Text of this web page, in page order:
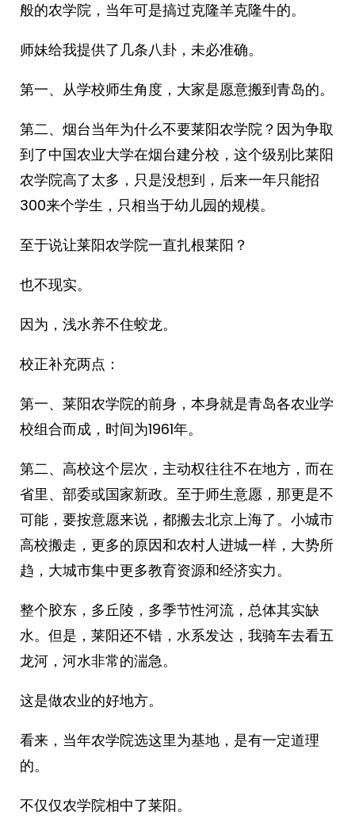
般的农学院，当年可是搞过克隆羊克隆牛的。
师妹给我提供了几条八卦，未必准确。
第一、从学校师生角度，大家是愿意搬到青岛的。
第二、烟台当年为什么不要莱阳农学院？因为争取
到了中国农业大学在烟台建分校，这个级别比莱阳
农学院高了太多，只是没想到，后来一年只能招
300来个学生，只相当于幼儿园的规模。
至于说让莱阳农学院一直扎根莱阳？
也不现实。
因为，浅水养不住蛟龙。
校正补充两点：
第一、莱阳农学院的前身，本身就是青岛各农业学
校组合而成，时间为1961年。
第二、高校这个层次，主动权往往不在地方，而在
省里、部委或国家新政。至于师生意愿，那更是不
可能，要按意愿来说，都搬去北京上海了。小城市
高校搬走，更多的原因和农村人进城一样，大势所
趋，大城市集中更多教育资源和经济实力。
整个胶东，多丘陵，多季节性河流，总体其实缺
水。但是，莱阳还不错，水系发达，我骑车去看五
龙河，河水非常的湍急。
这是做农业的好地方。
看来，当年农学院选这里为基地，是有一定道理
的。
不仅仅农学院相中了莱阳。